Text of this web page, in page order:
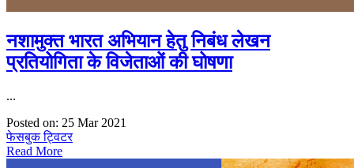
नशामुक्त भारत अभियान हेतु निबंध लेखन
प्रतियोगिता के विजेताओं की घोषणा
...
Posted on: 25 Mar 2021
फेसबुकट्विटर
Read More